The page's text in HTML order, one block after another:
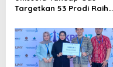
Targetkan 53 Prodi Raih
ACQUIN Lewat Jalur Fast
Track